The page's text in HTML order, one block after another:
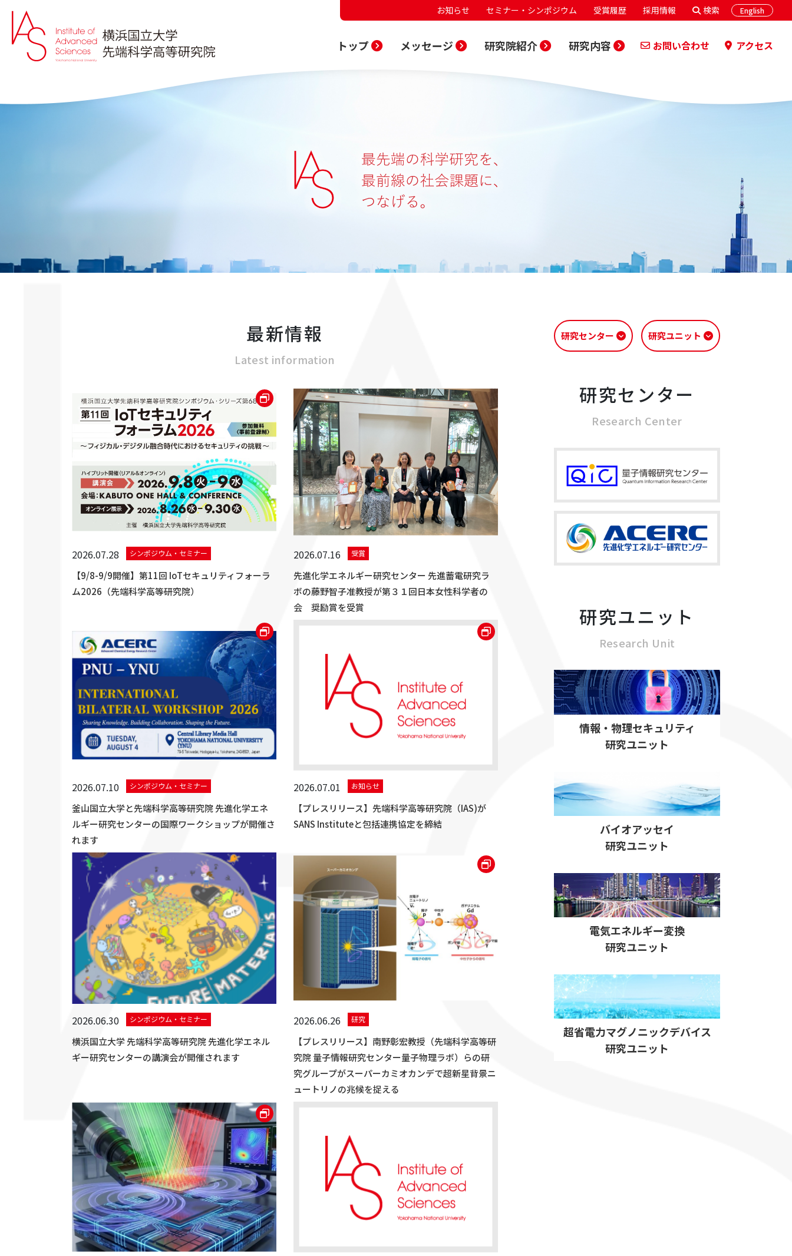
お知らせ セミナー・シンポジウム 受賞履歴 採用情報 検索 English
トップ メッセージ 研究院紹介 研究内容 お問い合わせ アクセス
最新情報
Latest information
2026.07.28 シンポジウム・セミナー
【9/8-9/9開催】第11回 IoTセキュリティフォーラ
ム2026（先端科学高等研究院）
2026.07.16 受賞
先進化学エネルギー研究センター 先進蓄電研究ラ
ボの藤野智子准教授が第３１回日本女性科学者の
会 奨励賞を受賞
2026.07.10 シンポジウム・セミナー
釜山国立大学と先端科学高等研究院 先進化学エネ
ルギー研究センターの国際ワークショップが開催さ
れます
2026.07.01 お知らせ
【プレスリリース】先端科学高等研究院（IAS)が
SANS Instituteと包括連携協定を締結
2026.06.30 シンポジウム・セミナー
横浜国立大学 先端科学高等研究院 先進化学エネル
ギー研究センターの講演会が開催されます
2026.06.26 研究
【プレスリリース】南野彰宏教授（先端科学高等研
究院 量子情報研究センター量子物理ラボ）らの研
究グループがスーパーカミオカンデで超新星背景ニ
ュートリノの兆候を捉える
研究センター 研究ユニット
研究センター
Research Center
研究ユニット
Research Unit
情報・物理セキュリティ
研究ユニット
バイオアッセイ
研究ユニット
電気エネルギー変換
研究ユニット
超省電力マグノニックデバイス
研究ユニット